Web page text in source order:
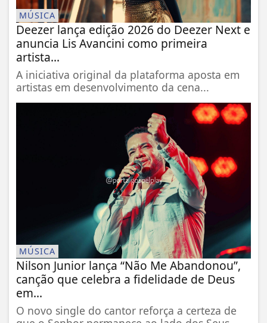
MÚSICA
Deezer lança edição 2026 do Deezer Next e
anuncia Lis Avancini como primeira
artista...
A iniciativa original da plataforma aposta em
artistas em desenvolvimento da cena...
MÚSICA
Nilson Junior lança “Não Me Abandonou”,
canção que celebra a fidelidade de Deus
em...
O novo single do cantor reforça a certeza de